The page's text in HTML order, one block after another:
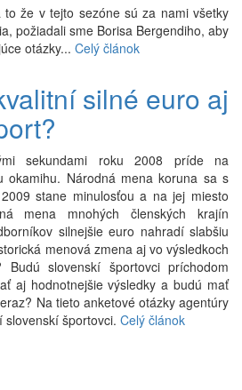
to že v tejto sezóne sú za nami všetky
požiadali sme Borisa Bergendiho, aby
otázky... Celý článok
silné euro aj
sekundami roku 2008 príde na
okamihu. Národná mena koruna sa s
stane minulosťou a na jej miesto
mena mnohých členských krajín
silnejšie euro nahradí slabšiu
menová zmena aj vo výsledkoch
Budú slovenskí športovci príchodom
aj hodnotnejšie výsledky a budú mať
Na tieto anketové otázky agentúry
slovenskí športovci. Celý článok